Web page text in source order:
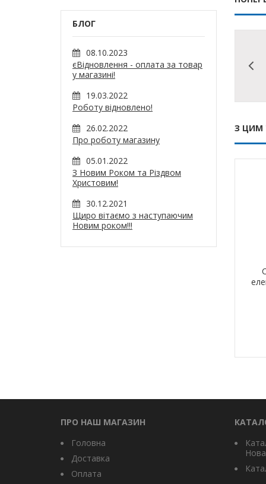
БЛОГ
08.10.2023
єВідновлення - оплата за товар
у магазині!
19.03.2022
Роботу відновлено!
26.02.2022
Про роботу магазину
05.01.2022
З Новим Роком та Різдвом
Христовим!
30.12.2021
Щиро вітаємо з наступаючим
Новим роком!!!
З ЦИМ
ПРО НАШ МАГАЗИН
Головна
Доставка
Оплата